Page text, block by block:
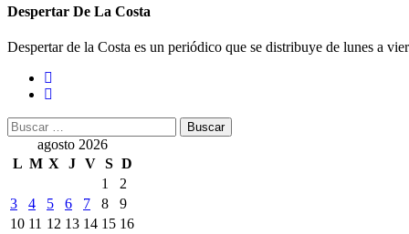
Despertar De La Costa
Despertar de la Costa es un periódico que se distribuye de lunes a
Buscar:
agosto 2026
L M X J V S D
1
2
3
4 5 6 7 8
9
10 11 12 13 14 15 16